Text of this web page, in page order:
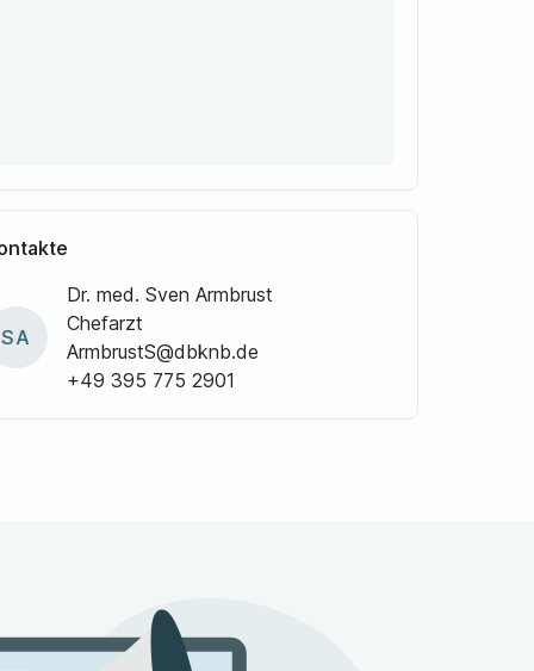
SA
Dr. med. Sven Armbrust
Chefarzt
ArmbrustS@dbknb.de
+49 395 775 2901